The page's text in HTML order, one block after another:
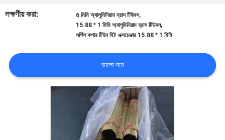
উদ্ধৃতির
আবেদন
লক্ষণীয় করা:
6 মিমি অ্যালুমিনিয়াম ব্রাস টিউবস,
15.88 * 1 মিমি অ্যালুমিনিয়াম ব্রাস টিউবস,
সর্পিল কপার টিউব হিট এক্সচেঞ্জার 15.88 * 1 মিমি
ভালো দাম